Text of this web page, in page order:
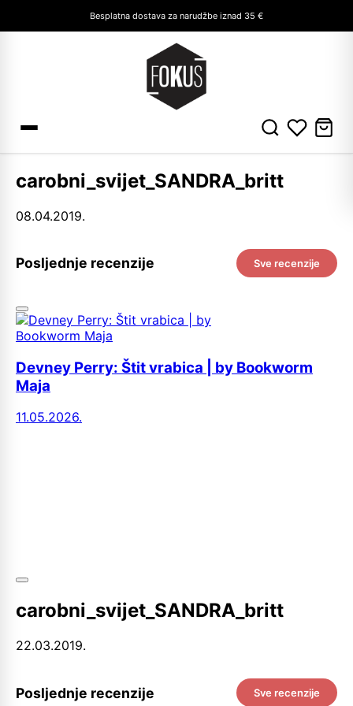
Besplatna dostava za narudžbe iznad 35 €
carobni_svijet_SANDRA_britt
08.04.2019.
Posljednje recenzije Sve recenzije
Devney Perry: Štit vrabica | by Bookworm
Maja
11.05.2026.
carobni_svijet_SANDRA_britt
22.03.2019.
Posljednje recenzije Sve recenzije